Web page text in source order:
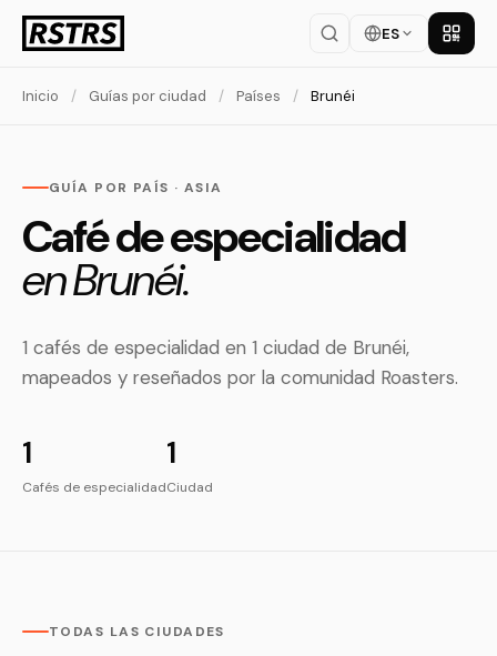
ES
Inicio / Guías por ciudad / Países / Brunéi
GUÍA POR PAÍS · ASIA
Café de especialidad
en Brunéi.
1 cafés de especialidad en 1 ciudad de Brunéi,
mapeados y reseñados por la comunidad Roasters.
1
Cafés de especialidad
1
Ciudad
TODAS LAS CIUDADES